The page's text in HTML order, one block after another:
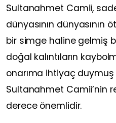
Sultanahmet Camii,
dünyasının dünyasının
bir simge haline gelmiş
doğal kalıntıların
onarıma ihtiyaç
Sultanahmet Camii’nin
derece önemlidir.